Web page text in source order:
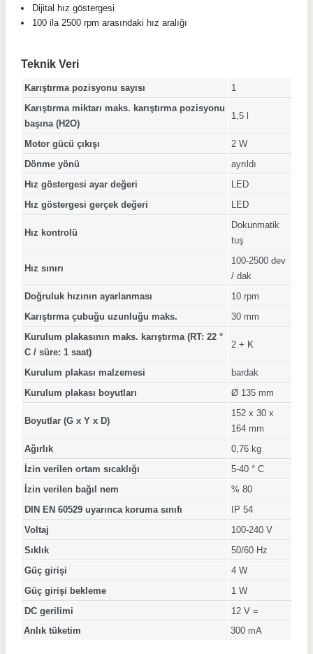
Dijital hız göstergesi
100 ila 2500 rpm arasındaki hız aralığı
Teknik Veri
Karıştırma pozisyonu sayısı
1
Karıştırma miktarı maks. karıştırma pozisyonu
başına (H2O)
1,5 l
Motor gücü çıkışı
2 W
Dönme yönü
ayrıldı
Hız göstergesi ayar değeri
LED
Hız göstergesi gerçek değeri
LED
Hız kontrolü
Dokunmatik
tuş
Hız sınırı
100-2500 dev
/ dak
Doğruluk hızının ayarlanması
10 rpm
Karıştırma çubuğu uzunluğu maks.
30 mm
Kurulum plakasının maks. karıştırma (RT: 22 °
C / süre: 1 saat)
2 + K
Kurulum plakası malzemesi
bardak
Kurulum plakası boyutları
Ø 135 mm
Boyutlar (G x Y x D)
152 x 30 x
164 mm
Ağırlık
0,76 kg
İzin verilen ortam sıcaklığı
5-40 ° C
İzin verilen bağıl nem
% 80
DIN EN 60529 uyarınca koruma sınıfı
IP 54
Voltaj
100-240 V
Sıklık
50/60 Hz
Güç girişi
4 W
Güç girişi bekleme
1 W
DC gerilimi
12 V =
Anlık tüketim
300 mA